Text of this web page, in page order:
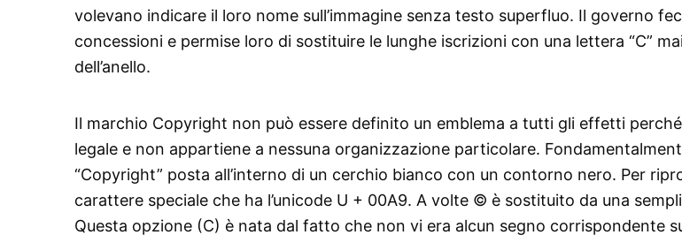
volevano indicare il loro nome sull’immagine senza testo superfluo. Il governo
concessioni e permise loro di sostituire le lunghe iscrizioni con una lettera “C”
dell’anello.
Il marchio Copyright non può essere definito un emblema a tutti gli effetti
legale e non appartiene a nessuna organizzazione particolare.
“Copyright” posta all’interno di un cerchio bianco con un contorno nero. Per
carattere speciale che ha l’unicode U + 00A9. A volte © è sostituito da una
Questa opzione (C) è nata dal fatto che non vi era alcun segno corrispondente